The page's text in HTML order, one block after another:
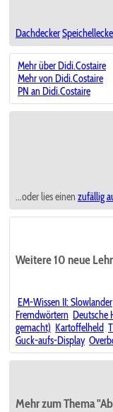
Dachdecker
Mehr über Didi.Costaire
Mehr von Didi.Costaire
PN an Didi.Costaire
...oder lies einen zufällig
Weitere 10 neue
EM-Wissen II: Slowlander
Fremdwörtern Deutsche
gemacht) Kartoffelheld
Guck-aufs-Display
Mehr zum Thema